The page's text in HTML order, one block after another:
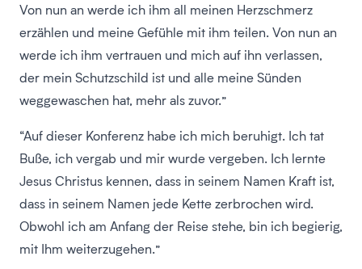
Von nun an werde ich ihm all meinen Herzschmerz
erzählen und meine Gefühle mit ihm teilen. Von nun an
werde ich ihm vertrauen und mich auf ihn verlassen,
der mein Schutzschild ist und alle meine Sünden
weggewaschen hat, mehr als zuvor.”
“Auf dieser Konferenz habe ich mich beruhigt. Ich tat
Buße, ich vergab und mir wurde vergeben. Ich lernte
Jesus Christus kennen, dass in seinem Namen Kraft ist,
dass in seinem Namen jede Kette zerbrochen wird.
Obwohl ich am Anfang der Reise stehe, bin ich begierig,
mit Ihm weiterzugehen.”